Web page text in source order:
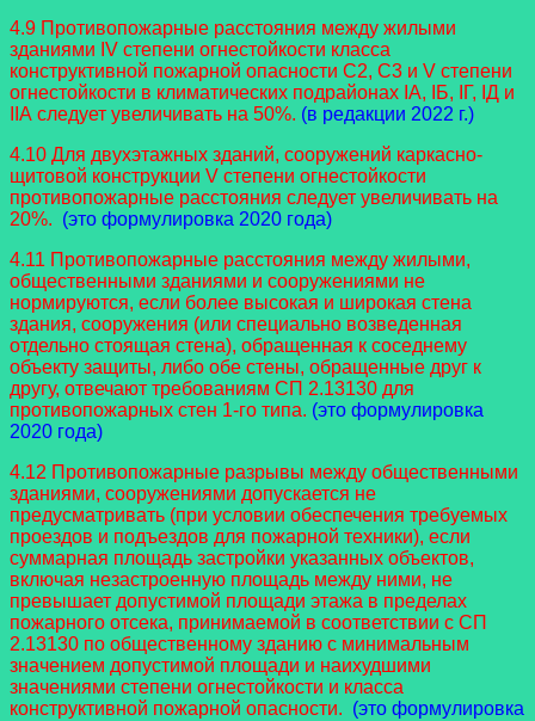
4.9 Противопожарные расстояния между жилыми
зданиями IV степени огнестойкости класса
конструктивной пожарной опасности С2, С3 и V степени
огнестойкости в климатических подрайонах IA, IБ, IГ, IД и
IIА следует увеличивать на 50%. (в редакции 2022 г.)
4.10 Для двухэтажных зданий, сооружений каркасно-
щитовой конструкции V степени огнестойкости
противопожарные расстояния следует увеличивать на
20%. (это формулировка 2020 года)
4.11 Противопожарные расстояния между жилыми,
общественными зданиями и сооружениями не
нормируются, если более высокая и широкая стена
здания, сооружения (или специально возведенная
отдельно стоящая стена), обращенная к соседнему
объекту защиты, либо обе стены, обращенные друг к
другу, отвечают требованиям СП 2.13130 для
противопожарных стен 1-го типа. (это формулировка
2020 года)
4.12 Противопожарные разрывы между общественными
зданиями, сооружениями допускается не
предусматривать (при условии обеспечения требуемых
проездов и подъездов для пожарной техники), если
суммарная площадь застройки указанных объектов,
включая незастроенную площадь между ними, не
превышает допустимой площади этажа в пределах
пожарного отсека, принимаемой в соответствии с СП
2.13130 по общественному зданию с минимальным
значением допустимой площади и наихудшими
значениями степени огнестойкости и класса
конструктивной пожарной опасности. (это формулировка